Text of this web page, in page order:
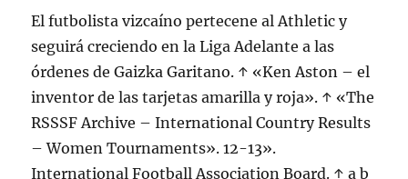
El futbolista vizcaíno pertecene al Athletic y
seguirá creciendo en la Liga Adelante a las
órdenes de Gaizka Garitano. ↑ «Ken Aston – el
inventor de las tarjetas amarilla y roja». ↑ «The
RSSSF Archive – International Country Results
– Women Tournaments». 12-13».
International Football Association Board. ↑ a b